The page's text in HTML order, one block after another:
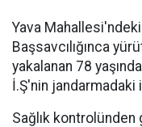
Yava
Başsavcılığınca
yakalanan 78
İ.Ş'nin jandarmadaki
Sağlık